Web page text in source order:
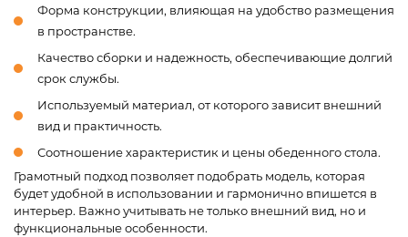
Форма конструкции, влияющая на удобство размещения
в пространстве.
Качество сборки и надежность, обеспечивающие долгий
срок службы.
Используемый материал, от которого зависит внешний
вид и практичность.
Соотношение характеристик и цены обеденного стола.
Грамотный подход позволяет подобрать модель, которая
будет удобной в использовании и гармонично впишется в
интерьер. Важно учитывать не только внешний вид, но и
функциональные особенности.